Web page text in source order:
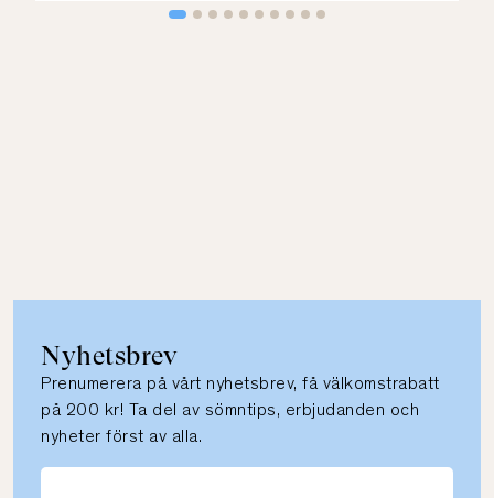
Nyhetsbrev
Prenumerera på vårt nyhetsbrev, få välkomstrabatt
på 200 kr! Ta del av sömntips, erbjudanden och
nyheter först av alla.